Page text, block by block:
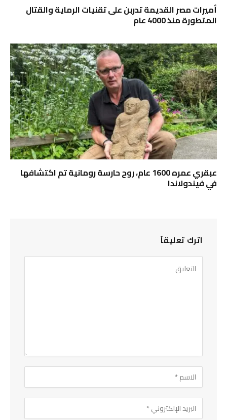
أميرات مصر القديمة تدربن على تقنيات الرماية والقتال
المتطورة منذ 4000 عام
عبقري عمره 1600 عام، روح حارسة رومانية تم اكتشافها
في فيندولاندا
اترك تعليقاً